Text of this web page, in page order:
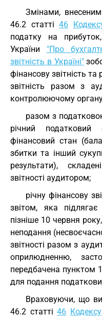
Змінами,
46.2 статті 46
податку на
України "Про
звітність в Україні"
фінансову звітність
звітність разом з
контролюючому
разом з
річний податковий
фінансовий стан
збитки та інший
результати),
звітності аудитором;
річну фінансову
звітом, яка
пізніше 10 червня
неподання
звітності разом з
оприлюдненню,
передбачена пунктом
для подання
Враховуючи, що
46.2 статті46 Кодексу